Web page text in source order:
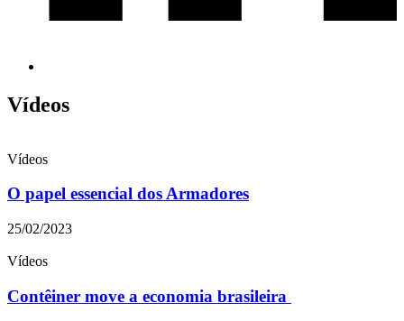
Vídeos
Vídeos
O papel essencial dos Armadores
25/02/2023
Vídeos
Contêiner move a economia brasileira